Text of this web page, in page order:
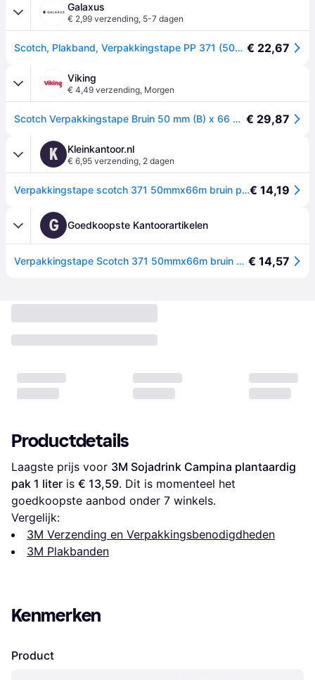
Galaxus
€ 2,99 verzending, 5-7 dagen
Scotch, Plakband, Verpakkingstape PP 371 (50mm) € 22,67
Viking
€ 4,49 verzending, Morgen
Scotch Verpakkingstape Bruin 50 mm (B) x 66 m (L) PP (Polypropeen) 371 6 Rollen € 29,87
K Kleinkantoor.nl
€ 6,95 verzending, 2 dagen
Verpakkingstape scotch 371 50mmx66m bruin pp 6rol€ 14,19
G Goedkoopste Kantoorartikelen
Verpakkingstape Scotch 371 50mmx66m bruin PP 6 rollen € 14,57
Productdetails
Laagste prijs voor 3M Sojadrink Campina plantaardig
pak 1 liter is € 13,59. Dit is momenteel het
goedkoopste aanbod onder 7 winkels.
Vergelijk:
3M Verzending en Verpakkingsbenodigdheden
3M Plakbanden
Kenmerken
Product